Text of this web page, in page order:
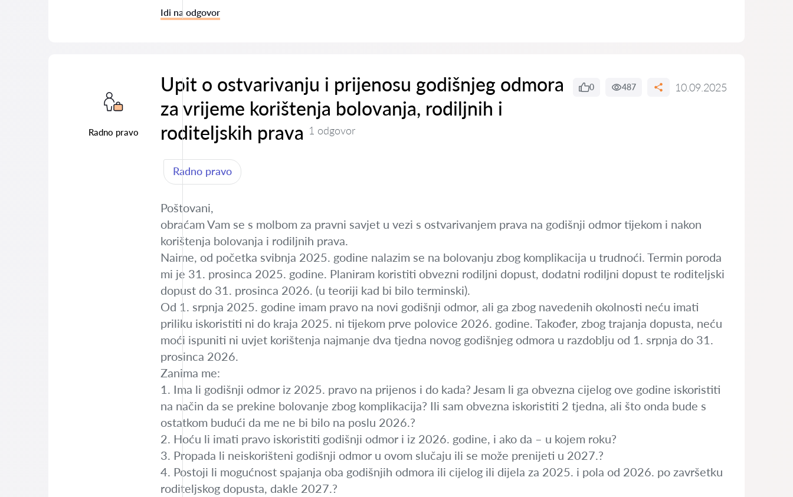
Idi na odgovor
Radno pravo
Upit o ostvarivanju i prijenosu godišnjeg odmora
za vrijeme korištenja bolovanja, rodiljnih i
roditeljskih prava 1 odgovor
0 487 10.09.2025
Radno pravo
Poštovani,
obraćam Vam se s molbom za pravni savjet u vezi s ostvarivanjem prava na godišnji odmor tijekom i nakon
korištenja bolovanja i rodiljnih prava.
Naime, od početka svibnja 2025. godine nalazim se na bolovanju zbog komplikacija u trudnoći. Termin poroda
mi je 31. prosinca 2025. godine. Planiram koristiti obvezni rodiljni dopust, dodatni rodiljni dopust te roditeljski
dopust do 31. prosinca 2026. (u teoriji kad bi bilo terminski).
Od 1. srpnja 2025. godine imam pravo na novi godišnji odmor, ali ga zbog navedenih okolnosti neću imati
priliku iskoristiti ni do kraja 2025. ni tijekom prve polovice 2026. godine. Također, zbog trajanja dopusta, neću
moći ispuniti ni uvjet korištenja najmanje dva tjedna novog godišnjeg odmora u razdoblju od 1. srpnja do 31.
prosinca 2026.
Zanima me:
1. Ima li godišnji odmor iz 2025. pravo na prijenos i do kada? Jesam li ga obvezna cijelog ove godine iskoristiti
na način da se prekine bolovanje zbog komplikacija? Ili sam obvezna iskoristiti 2 tjedna, ali što onda bude s
ostatkom budući da me ne bi bilo na poslu 2026.?
2. Hoću li imati pravo iskoristiti godišnji odmor i iz 2026. godine, i ako da – u kojem roku?
3. Propada li neiskorišteni godišnji odmor u ovom slučaju ili se može prenijeti u 2027.?
4. Postoji li mogućnost spajanja oba godišnjih odmora ili cijelog ili dijela za 2025. i pola od 2026. po završetku
roditeljskog dopusta, dakle 2027.?